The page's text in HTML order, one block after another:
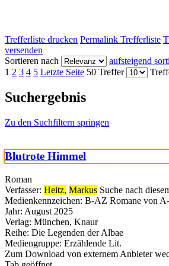
Trefferliste drucken Permalink Trefferliste
versenden
Sortieren nach
aufsteigend
1 2 3 4 5 Letzte Seite 50 Treffer
Suchergebnis
Zu den Suchfiltern springen
Blutrote Himmel
Roman
Verfasser: Heitz, Markus Suche nach
Medienkennzeichen: B-AZ Romane von
Jahr: August 2025
Verlag: München, Knaur
Reihe: Die Legenden der Albae
Mediengruppe: Erzählende Lit.
Zum Download von externem Anbieter